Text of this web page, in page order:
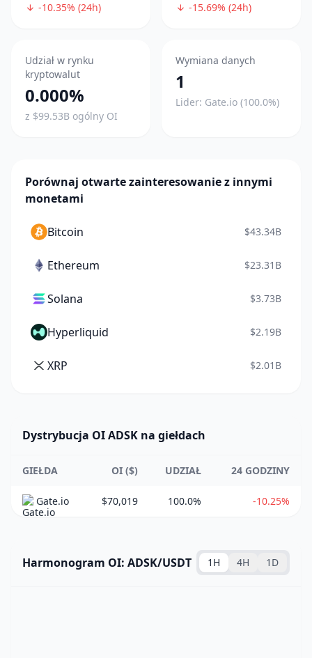
-10.35% (24h) -15.69% (24h)
Udział w rynku
kryptowalut
0.000%
z $99.53B ogólny OI
Wymiana danych
1
Lider: Gate.io (100.0%)
Porównaj otwarte zainteresowanie z innymi
monetami
Bitcoin $43.34B
Ethereum $23.31B
Solana $3.73B
Hyperliquid $2.19B
XRP $2.01B
Dystrybucja OI ADSK na giełdach
GIEŁDA OI ($) UDZIAŁ 24 GODZINY
Gate.io $70,019 100.0% -10.25%
Harmonogram OI: ADSK/USDT 1H 4H 1D